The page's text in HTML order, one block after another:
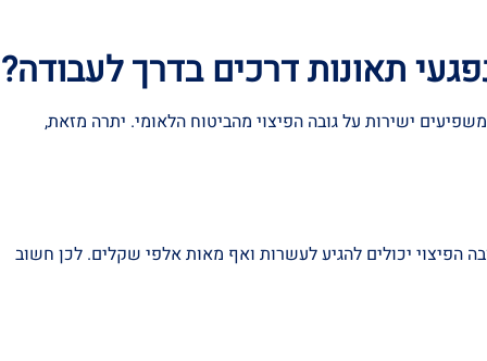
תאונות דרכים בדרך לעבודה?
ישירות על גובה הפיצוי מהביטוח הלאומי. יתרה מזאת,
הפיצוי יכולים להגיע לעשרות ואף מאות אלפי שקלים. לכן חשוב